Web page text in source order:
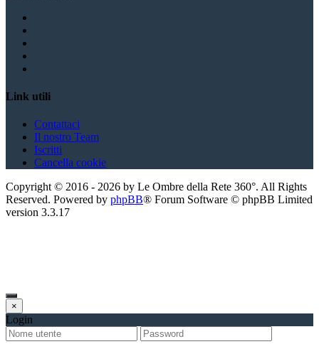
Link utili
Contattaci
Il nostro Team
Iscritti
Cancella cookie
Copyright © 2016 - 2026 by Le Ombre della Rete 360°. All Rights
Reserved. Powered by phpBB® Forum Software © phpBB Limited
version 3.3.17
×
Login